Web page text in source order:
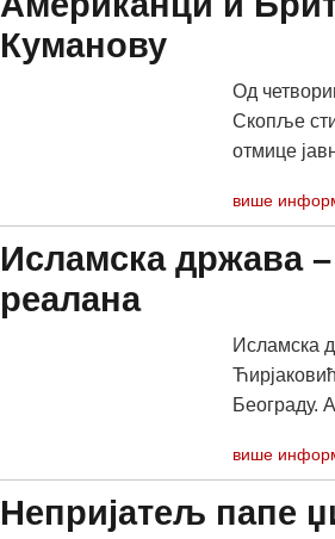
Куманову
Од
Скопље
отмице
више
Исламска држава
реалана
Исламска
Београду.
више
Непријатељ папе